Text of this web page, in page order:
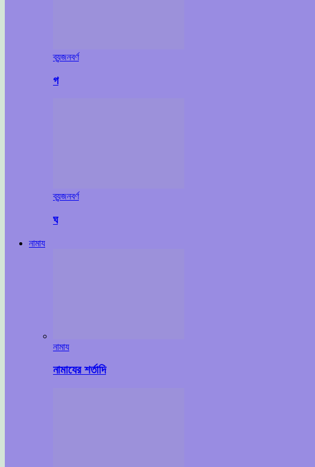
ব্যন্জনবর্ণ
গ
ব্যন্জনবর্ণ
ঘ
নামায
নামায
নামাযের শর্তাদি